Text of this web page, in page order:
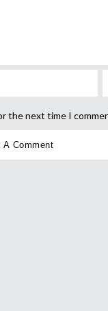
the next time I